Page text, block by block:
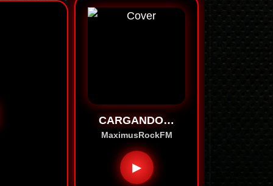
CARGANDO…
MaximusRockFM
▶